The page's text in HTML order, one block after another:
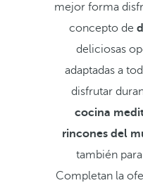
mejor forma
concepto de
deliciosas
adaptadas a
disfrutar
cocina
rincones del
también
Completan la